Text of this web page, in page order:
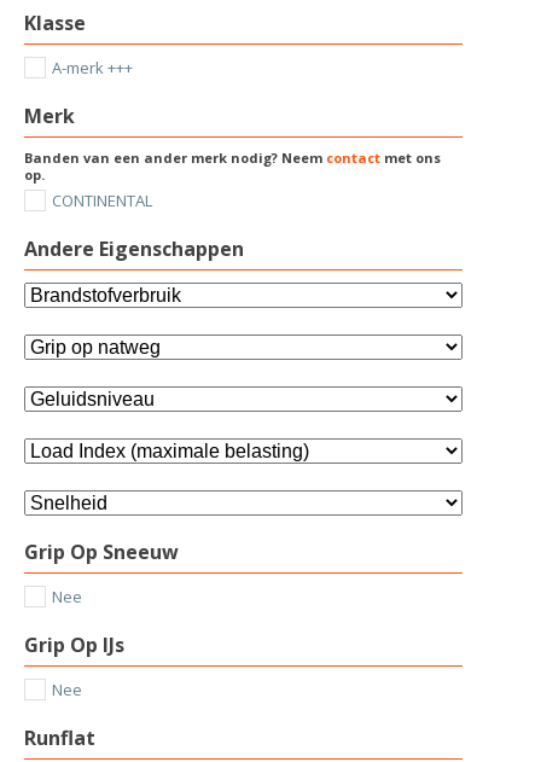
Klasse
A-merk +++
Merk
Banden van een ander merk nodig? Neem contact met ons
op.
CONTINENTAL
Andere Eigenschappen
Grip Op Sneeuw
Nee
Grip Op IJs
Nee
Runflat